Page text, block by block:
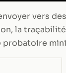
vers
la